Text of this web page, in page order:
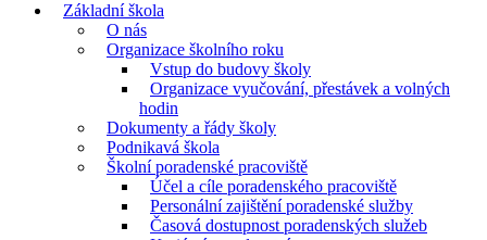
Základní škola
O nás
Organizace školního roku
Vstup do budovy školy
Organizace vyučování, přestávek a volných
hodin
Dokumenty a řády školy
Podnikavá škola
Školní poradenské pracoviště
Účel a cíle poradenského pracoviště
Personální zajištění poradenské služby
Časová dostupnost poradenských služeb